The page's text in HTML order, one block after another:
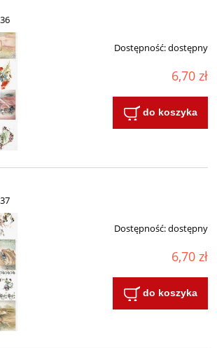
Dostępność:dostępny
6,70 zł
do koszyka
Dostępność:dostępny
6,70 zł
do koszyka